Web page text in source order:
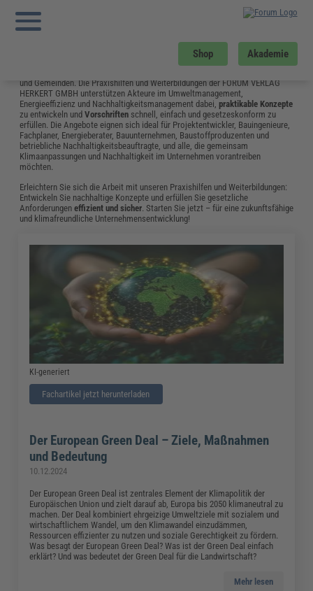
Shop Akademie
Sie sind hier:
Nachhaltigkeitskommunikation: Definition, Herangehensweise, Vorteile
Der Bereich Energie und Umwelt spielt eine zentrale Rolle für die
und Gemeinden. Die Praxishilfen und Weiterbildungen der FORUM VERLAG
HERKERT GMBH unterstützen Akteure im Umweltmanagement,
Energieeffizienz und Nachhaltigkeitsmanagement dabei, praktikable Konzepte
zu entwickeln undVorschriften schnell, einfach und gesetzeskonform zu
erfüllen. Die Angebote eignen sich ideal für Projektentwickler, Bauingenieure,
Fachplaner, Energieberater, Bauunternehmen, Baustoffproduzenten und
betriebliche Nachhaltigkeitsbeauftragte, und alle, die gemeinsam
Klimaanpassungen und Nachhaltigkeit im Unternehmen vorantreiben
möchten.
Erleichtern Sie sich die Arbeit mit unseren Praxishilfen und Weiterbildungen:
Entwickeln Sie nachhaltige Konzepte und erfüllen Sie gesetzliche
Anforderungeneffizient und sicher. Starten Sie jetzt – für eine zukunftsfähige
und klimafreundliche Unternehmensentwicklung!
KI-generiert
Fachartikel jetzt herunterladen
Der European Green Deal – Ziele, Maßnahmen
und Bedeutung
10.12.2024
Der European Green Deal ist zentrales Element der Klimapolitik der
Europäischen Union und zielt darauf ab, Europa bis 2050 klimaneutral zu
machen. Der Deal kombiniert ehrgeizige Umweltziele mit sozialem und
wirtschaftlichem Wandel, um den Klimawandel einzudämmen,
Ressourcen effizienter zu nutzen und soziale Gerechtigkeit zu fördern.
Was besagt der European Green Deal? Was ist der Green Deal einfach
erklärt? Und was bedeutet der Green Deal für die Landwirtschaft?
Mehr lesen